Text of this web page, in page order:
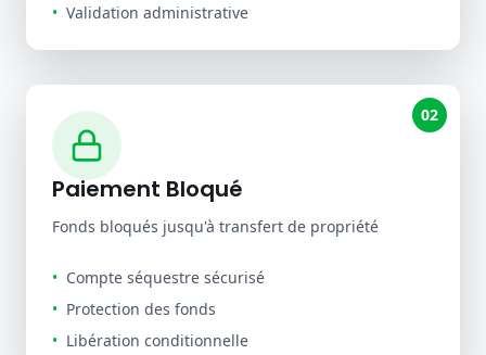
• Validation administrative
02
Paiement Bloqué
Fonds bloqués jusqu'à transfert de propriété
• Compte séquestre sécurisé
• Protection des fonds
• Libération conditionnelle